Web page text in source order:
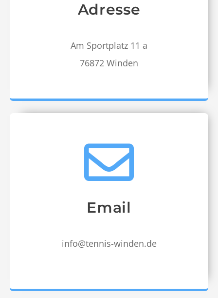
Adresse
Am Sport­platz 11 a
76872 Winden
Email
info@tennis-winden.de